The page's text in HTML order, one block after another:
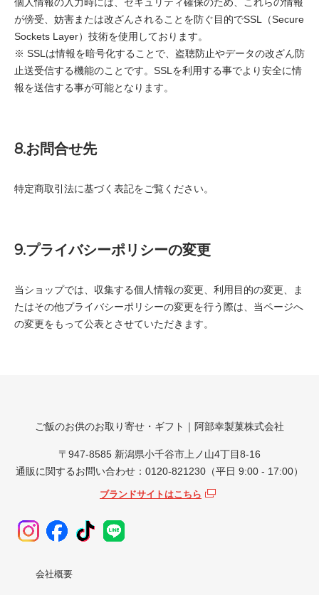
が傍受、妨害または改ざんされることを防ぐ目的でSSL（Secure
Sockets Layer）技術を使用しております。
※ SSLは情報を暗号化することで、盗聴防止やデータの改ざん防
止送受信する機能のことです。SSLを利用する事でより安全に情
報を送信する事が可能となります。
8.お問合せ先
特定商取引法に基づく表記をご覧ください。
9.プライバシーポリシーの変更
当ショップでは、収集する個人情報の変更、利用目的の変更、ま
たはその他プライバシーポリシーの変更を行う際は、当ページへ
の変更をもって公表とさせていただきます。
ご飯のお供のお取り寄せ・ギフト｜阿部幸製菓株式会社
〒947-8585 新潟県小千谷市上ノ山4丁目8-16
通販に関するお問い合わせ：0120-821230（平日 9:00 - 17:00）
ブランドサイトはこちら
会社概要